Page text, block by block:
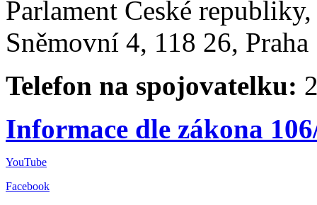
Parlament České
Sněmovní 4, 118 26,
Telefon na spojovatelku:
Informace dle zákona
YouTube
Facebook